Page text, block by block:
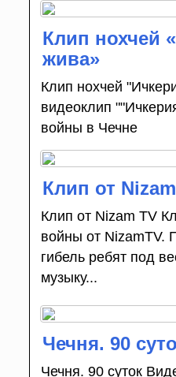
Клип нохчей
жива»
Клип нохчей
видеоклип
войны в Чечне
Клип от
Клип от Nizam TV
войны от NizamTV.
гибель ребят под
музыку...
Чечня. 90
Чечня. 90 суток